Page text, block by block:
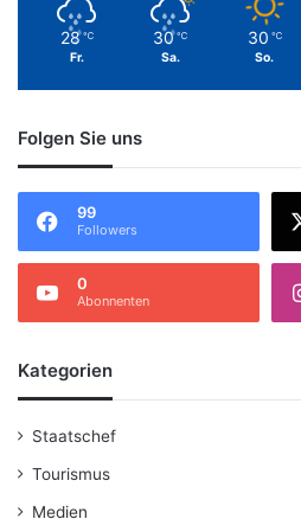
28 ℃
Fr.
30 ℃
Sa.
30 ℃
So.
Folgen Sie uns
99
Followers
0
Abonnenten
Kategorien
Staatschef
Tourismus
Medien